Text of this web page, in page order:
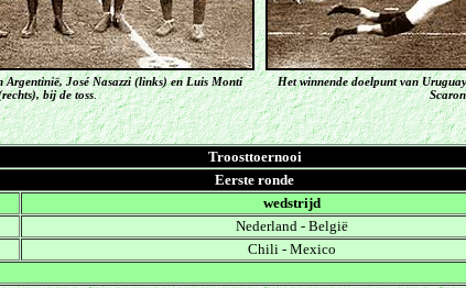
Argentinië, José Nasazzi (links) en Luis Monti
bij de toss.
Het winnende doelpunt van
Troosttoernooi
Eerste ronde
wedstrijd
Nederland - België
Chili - Mexico